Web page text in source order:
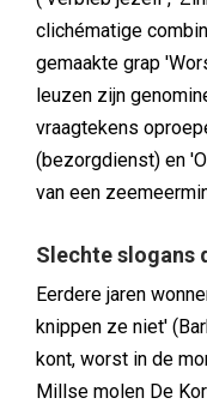
clichématige
gemaakte grap
leuzen zijn
vraagtekens
(bezorgdienst) en
van een
Slechte slogans
Eerdere jaren
knippen ze niet'
kont, worst in de
Millse molen De